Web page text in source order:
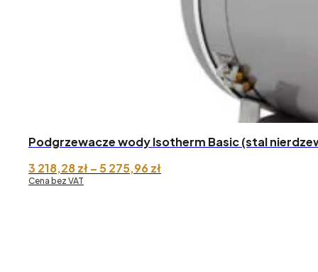
Podgrzewacze wody Isotherm Basic (stal
3 218,28zł– 5 275,96złZakres
Cena bez VAT